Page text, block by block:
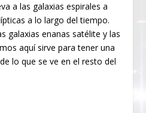
a las galaxias espirales a
a lo largo del tiempo.
galaxias enanas satélite y las
aquí sirve para tener una
lo que se ve en el resto del